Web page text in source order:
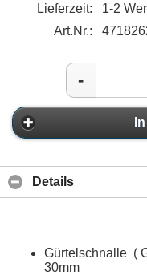
Lieferzeit:
1-2
Art.Nr.:
-
Details
Gürtelschnalle (
30mm